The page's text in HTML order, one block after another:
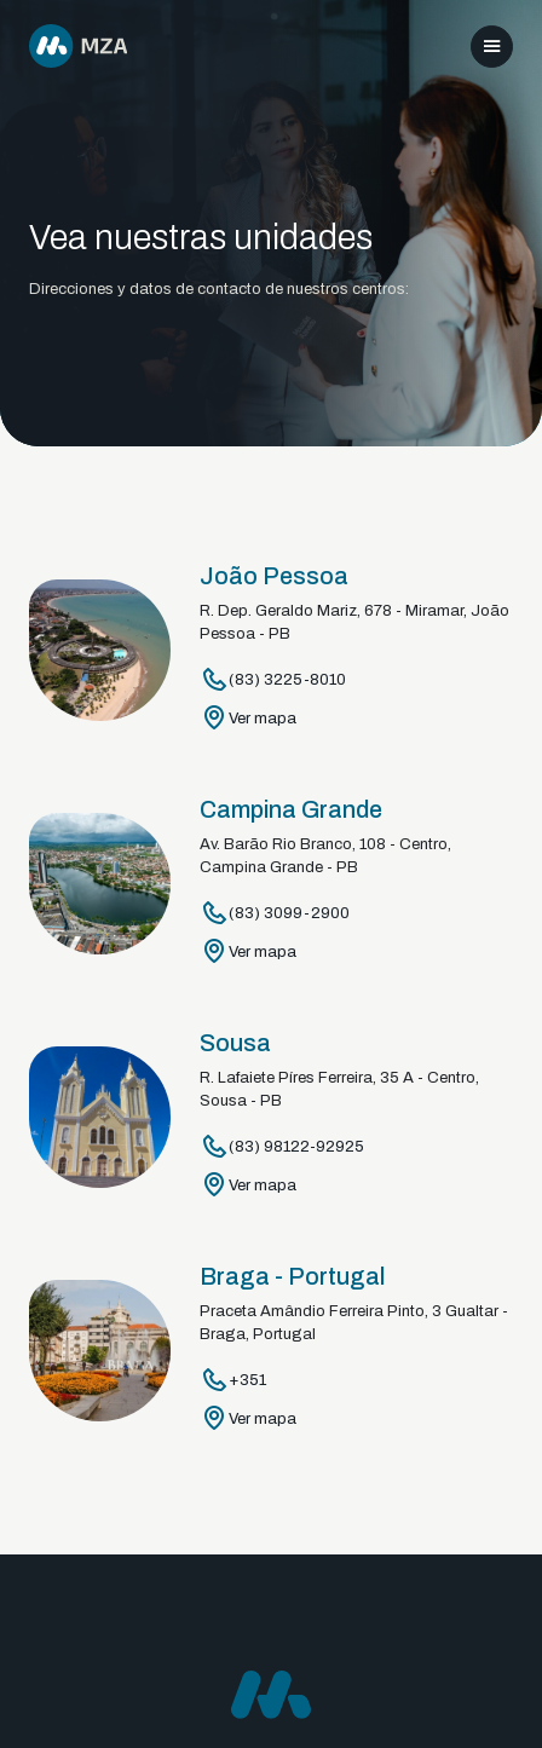
Vea nuestras unidades
Direcciones y datos de contacto de nuestros centros:
João Pessoa
R. Dep. Geraldo Mariz, 678 - Miramar, João
Pessoa - PB
(83) 3225-8010
Ver mapa
Campina Grande
Av. Barão Rio Branco, 108 - Centro,
Campina Grande - PB
(83) 3099-2900
Ver mapa
Sousa
R. Lafaiete Píres Ferreira, 35 A - Centro,
Sousa - PB
(83) 98122-92925
Ver mapa
Braga - Portugal
Praceta Amândio Ferreira Pinto, 3 Gualtar -
Braga, Portugal
+351
Ver mapa